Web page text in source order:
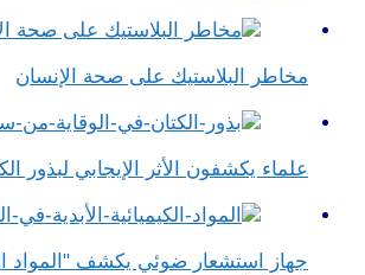
مخاطر البلاستيك على صحة الإنسان
علماء يكشفون الأثر الإيجابي لبذور
جهاز استشعار ضوئي يكشف "المواد